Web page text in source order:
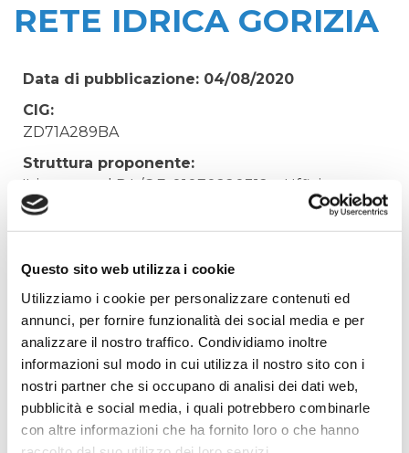
Questo sito web utilizza i cookie
Utilizziamo i cookie per personalizzare contenuti ed
annunci, per fornire funzionalità dei social media e per
analizzare il nostro traffico. Condividiamo inoltre
informazioni sul modo in cui utilizza il nostro sito con i
nostri partner che si occupano di analisi dei dati web,
pubblicità e social media, i quali potrebbero combinarle
con altre informazioni che ha fornito loro o che hanno
RETE IDRICA GORIZIA
Data di pubblicazione: 04/08/2020
CIG:
ZD71A289BA
Struttura proponente:
'Irisacqua srl P.I./C.F. 01070220312. - Ufficio
Tecnico
Oggetto:
ACQUISTO VALVOLE PER LA RIDUZIONE DELLA
PRESSIONE RETE IDRICA GORIZIA
Elenco operatori invitati:
Codice Fiscale:
Procedura di scelta:
Affidamento ai sensi del Regolamento Generale
Aziendale per Lavori Servizi e Forniture (art.238,
comma 7 d.lgs. 163/2006)